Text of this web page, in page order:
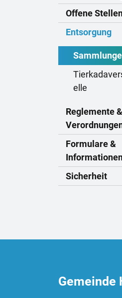
Offene
Entsorgung
(
s
g
e
ä
h
elle
Reglemente &
Formulare &
Sicherheit
Gemeinde